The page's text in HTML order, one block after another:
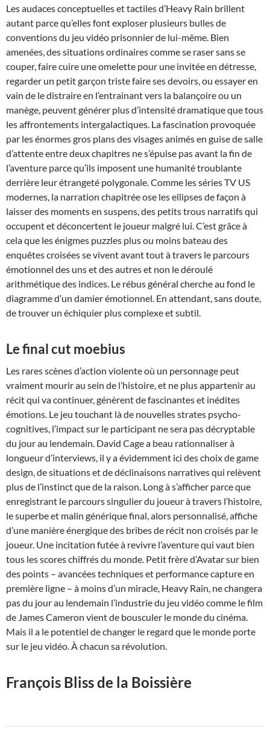
Les audaces conceptuelles et tactiles d’Heavy Rain brillent
autant parce qu’elles font exploser plusieurs bulles de
conventions du jeu vidéo prisonnier de lui-même. Bien
amenées, des situations ordinaires comme se raser sans se
couper, faire cuire une omelette pour une invitée en détresse,
regarder un petit garçon triste faire ses devoirs, ou essayer en
vain de le distraire en l’entrainant vers la balançoire ou un
manège, peuvent générer plus d’intensité dramatique que tous
les affrontements intergalactiques. La fascination provoquée
par les énormes gros plans des visages animés en guise de salle
d’attente entre deux chapitres ne s’épuise pas avant la fin de
l’aventure parce qu’ils imposent une humanité troublante
derrière leur étrangeté polygonale. Comme les séries TV US
modernes, la narration chapitrée ose les ellipses de façon à
laisser des moments en suspens, des petits trous narratifs qui
occupent et déconcertent le joueur malgré lui. C’est grâce à
cela que les énigmes puzzles plus ou moins bateau des
enquêtes croisées se vivent avant tout à travers le parcours
émotionnel des uns et des autres et non le déroulé
arithmétique des indices. Le rébus général cherche au fond le
diagramme d’un damier émotionnel. En attendant, sans doute,
de trouver un échiquier plus complexe et subtil.
Le final cut moebius
Les rares scènes d’action violente où un personnage peut
vraiment mourir au sein de l’histoire, et ne plus appartenir au
récit qui va continuer, génèrent de fascinantes et inédites
émotions. Le jeu touchant là de nouvelles strates psycho-
cognitives, l’impact sur le participant ne sera pas décryptable
du jour au lendemain. David Cage a beau rationnaliser à
longueur d’interviews, il y a évidemment ici des choix de game
design, de situations et de déclinaisons narratives qui relèvent
plus de l’instinct que de la raison. Long à s’afficher parce que
enregistrant le parcours singulier du joueur à travers l’histoire,
le superbe et malin générique final, alors personnalisé, affiche
d’une manière énergique des bribes de récit non croisés par le
joueur. Une incitation futée à revivre l’aventure qui vaut bien
tous les scores chiffrés du monde. Petit frère d’Avatar sur bien
des points – avancées techniques et performance capture en
première ligne – à moins d’un miracle, Heavy Rain, ne changera
pas du jour au lendemain l’industrie du jeu vidéo comme le film
de James Cameron vient de bousculer le monde du cinéma.
Mais il a le potentiel de changer le regard que le monde porte
sur le jeu vidéo. À chacun sa révolution.
François Bliss de la Boissière